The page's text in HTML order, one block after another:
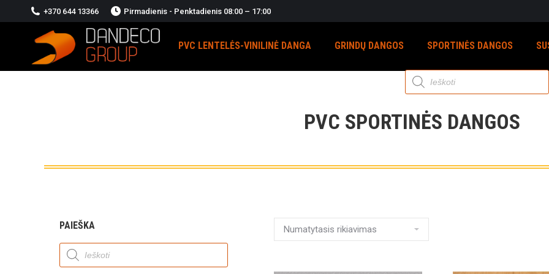
+370 644 13366 Pirmadienis - Penktadienis 08:00 – 17:00
PVC LENTELĖS-VINILINĖ DANGA GRINDŲ DANGOS SPORTINĖS DANGOS
Products
search
PVC SPORTINĖS DANGOS
PAIEŠKA
Products
search